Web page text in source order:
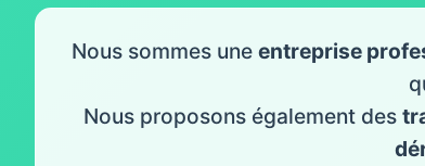
Nous sommes une entreprise
Nous proposons également des